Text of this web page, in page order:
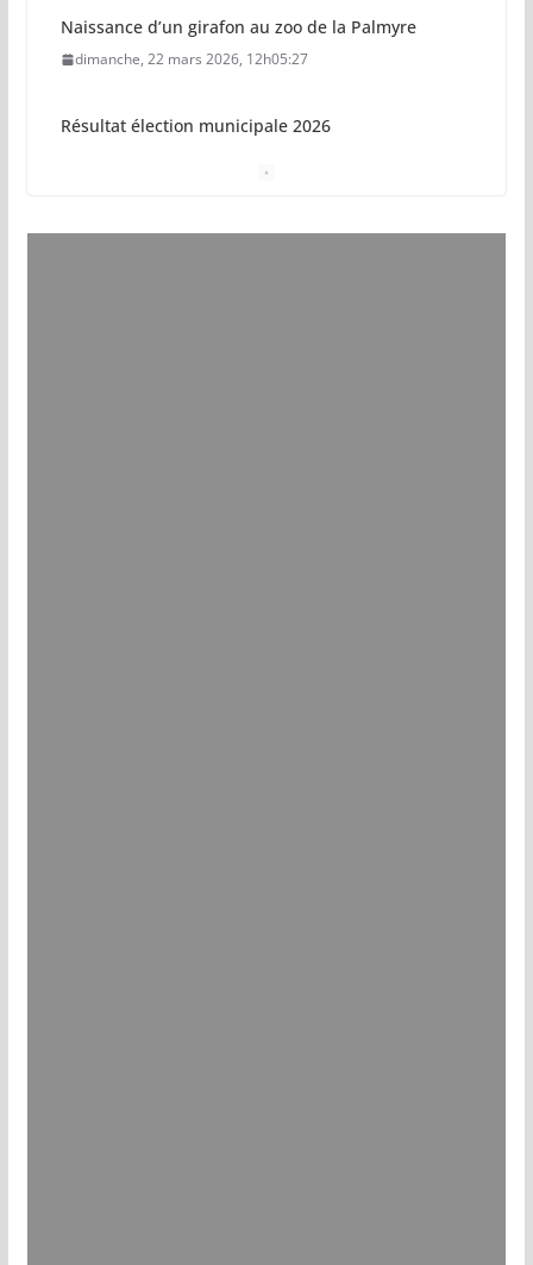
Naissance d’un girafon au zoo de la Palmyre
dimanche, 22 mars 2026, 12h05:27
Résultat élection municipale 2026